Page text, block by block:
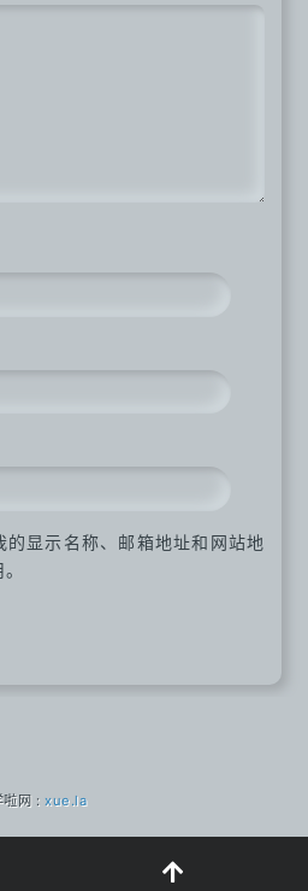
的显示名称、邮箱地址和网站地
啦网 : xue.la